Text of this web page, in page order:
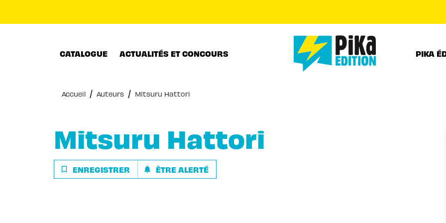
CATALOGUE ACTUALITÉS ET CONCOURS PIKA
Accueil / Auteurs / Mitsuru Hattori
Mitsuru Hattori
bookmark_border ENREGISTRER notifications ÊTRE ALERTÉ